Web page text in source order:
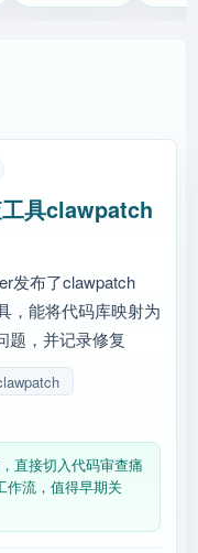
具clawpatch
发布了clawpatch
，能将代码库映射为
题，并记录修复
直接切入代码审查痛
作流，值得早期关